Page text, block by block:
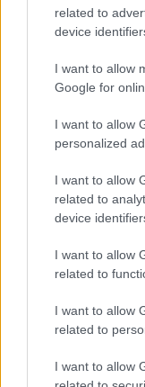
related to
device
I want to allow
Google for
I want to allow
personalized
I want to allow
related to
device
I want to allow
related to
I want to allow
related to
I want to allow
22. junio 2023 PorJesus
La RFEF y LaLiga han
para la temporada 23/